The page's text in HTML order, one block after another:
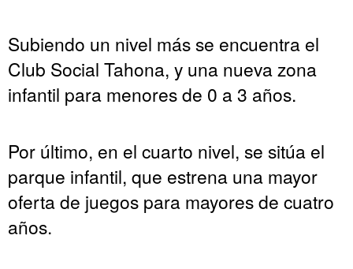
Subiendo un nivel más se encuentra el
Club Social Tahona, y una nueva zona
infantil para menores de 0 a 3 años.
Por último, en el cuarto nivel, se sitúa el
parque infantil, que estrena una mayor
oferta de juegos para mayores de cuatro
años.